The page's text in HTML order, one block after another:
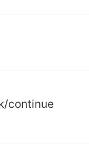
continue